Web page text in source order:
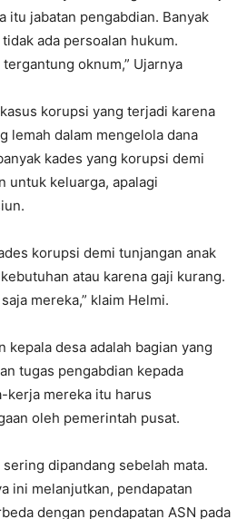
itu jabatan pengabdian. Banyak
ada persoalan hukum.
oknum,” Ujarnya
korupsi yang terjadi karena
lemah dalam mengelola dana
kades yang korupsi demi
untuk keluarga, apalagi
korupsi demi tunjangan anak
atau karena gaji kurang.
mereka,” klaim Helmi.
kepala desa adalah bagian yang
tugas pengabdian kepada
kerja mereka itu harus
oleh pemerintah pusat.
dipandang sebelah mata.
ini melanjutkan, pendapatan
dengan pendapatan ASN pada